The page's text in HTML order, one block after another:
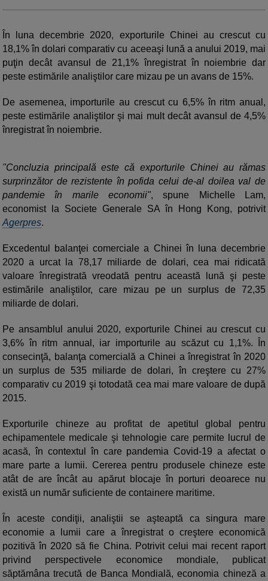
În luna decembrie 2020, exporturile Chinei au crescut cu
18,1% în dolari comparativ cu aceeaşi lună a anului 2019, mai
puţin decât avansul de 21,1% înregistrat în noiembrie dar
peste estimările analiştilor care mizau pe un avans de 15%.
De asemenea, importurile au crescut cu 6,5% în ritm anual,
peste estimările analiştilor şi mai mult decât avansul de 4,5%
înregistrat în noiembrie.
"Concluzia principală este că exporturile Chinei au rămas
surprinzător de rezistente în pofida celui de-al doilea val de
pandemie în marile economii", spune Michelle Lam,
economist la Societe Generale SA în Hong Kong, potrivit
Agerpres.
Excedentul balanţei comerciale a Chinei în luna decembrie
2020 a urcat la 78,17 miliarde de dolari, cea mai ridicată
valoare înregistrată vreodată pentru această lună şi peste
estimările analiştilor, care mizau pe un surplus de 72,35
miliarde de dolari.
Pe ansamblul anului 2020, exporturile Chinei au crescut cu
3,6% în ritm annual, iar importurile au scăzut cu 1,1%. În
consecinţă, balanţa comercială a Chinei a înregistrat în 2020
un surplus de 535 miliarde de dolari, în creştere cu 27%
comparativ cu 2019 şi totodată cea mai mare valoare de după
2015.
Exporturile chineze au profitat de apetitul global pentru
echipamentele medicale şi tehnologie care permite lucrul de
acasă, în contextul în care pandemia Covid-19 a afectat o
mare parte a lumii. Cererea pentru produsele chineze este
atât de are încât au apărut blocaje în porturi deoarece nu
există un număr suficiente de containere maritime.
În aceste condiţii, analiştii se aşteaptă ca singura mare
economie a lumii care a înregistrat o creştere economică
pozitivă în 2020 să fie China. Potrivit celui mai recent raport
privind perspectivele economice mondiale, publicat
săptămâna trecută de Banca Mondială, economia chineză a